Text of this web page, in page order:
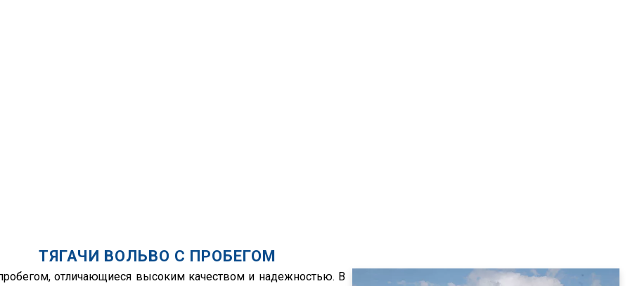
ТЯГАЧИ ВОЛЬВО С ПРОБЕГОМ
отличающиеся высоким качеством и надежностью. В